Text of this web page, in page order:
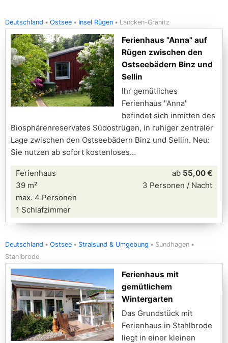
Deutschland Ostsee Insel Rügen Lancken-Granitz
Ferienhaus "Anna" auf
Rügen zwischen den
Ostseebädern Binz und
Sellin
Ihr gemütliches
Ferienhaus "Anna"
befindet sich inmitten des
Biosphärenreservates Südostrügen, in ruhiger zentraler
Lage zwischen den Ostseebädern Binz und Sellin. Neu:
Sie nutzen ab sofort kostenloses
Ferienhaus
39 m²
max. 4 Personen
1 Schlafzimmer
ab 55,00 €
3 Personen / Nacht
Deutschland Ostsee Stralsund & Umgebung
Sundhagen
Stahlbrode
Ferienhaus mit
gemütlichem
Wintergarten
Das Grundstück mit
Ferienhaus in Stahlbrode
liegt in einer kleinen